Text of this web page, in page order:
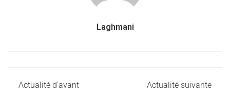
Laghmani
Actualité d'avant
Actualité suivante